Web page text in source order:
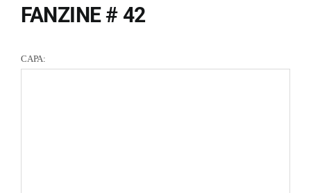
FANZINE # 42
CAPA: